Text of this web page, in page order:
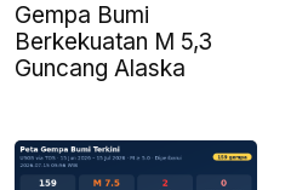
Gempa Bumi
Berkekuatan M 5,3
Guncang Alaska